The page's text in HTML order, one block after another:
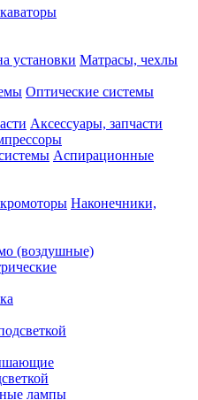
Матрасы, чехлы
Оптические системы
Аксессуары, запчасти
Аспирационные
Наконечники,
(воздушные)